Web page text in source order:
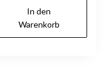
In den
Warenkorb